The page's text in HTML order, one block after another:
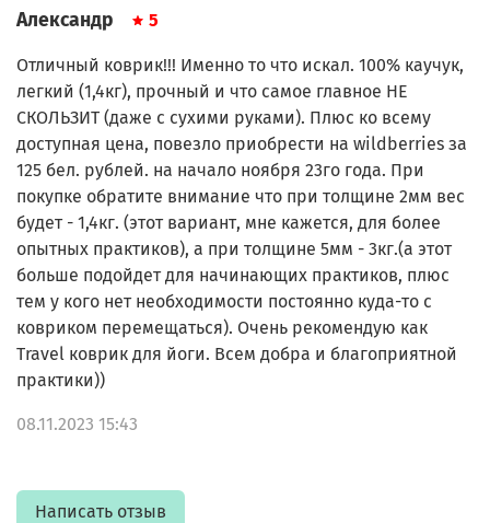
Александр 5
Отличный коврик!!! Именно то что искал. 100% каучук,
легкий (1,4кг), прочный и что самое главное НЕ
СКОЛЬЗИТ (даже с сухими руками). Плюс ко всему
доступная цена, повезло приобрести на wildberries за
125 бел. рублей. на начало ноября 23го года. При
покупке обратите внимание что при толщине 2мм вес
будет - 1,4кг. (этот вариант, мне кажется, для более
опытных практиков), а при толщине 5мм - 3кг.(а этот
больше подойдет для начинающих практиков, плюс
тем у кого нет необходимости постоянно куда-то с
ковриком перемещаться). Очень рекомендую как
Travel коврик для йоги. Всем добра и благоприятной
практики))
08.11.2023 15:43
Написать отзыв